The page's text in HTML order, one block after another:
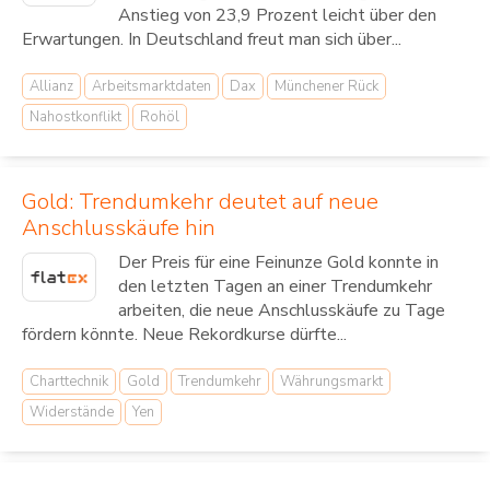
Anstieg von 23,9 Prozent leicht über den
Erwartungen. In Deutschland freut man sich über...
Allianz Arbeitsmarktdaten Dax
Münchener Rück
Nahostkonflikt
Rohöl
Gold: Trendumkehr deutet auf neue
Anschlusskäufe hin
Der Preis für eine Feinunze Gold konnte in
den letzten Tagen an einer Trendumkehr
arbeiten, die neue Anschlusskäufe zu Tage
fördern könnte. Neue Rekordkurse dürfte...
Charttechnik Gold Trendumkehr
Währungsmarkt
Widerstände
Yen